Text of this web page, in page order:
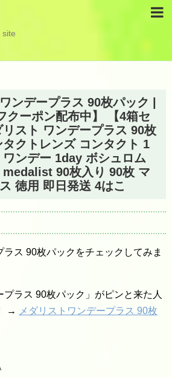
site
ンデープラス 90枚パック |
クーポン配布中】 【4箱セ
リスト ワンデープラス 90枚
クトレンズ コンタクト 1
ワンデー 1day ボシュロム
medalist 90枚入り 90枚 マ
徳用 即日発送 4はこ
ラス 90枚パックをチェックしてみま
プラス 90枚パック」がピンと来た人
→
メダリストワンデープラス 90枚